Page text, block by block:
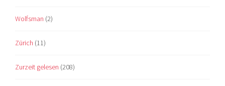
Wolfsman (2)
Zürich (11)
Zurzeit gelesen (208)